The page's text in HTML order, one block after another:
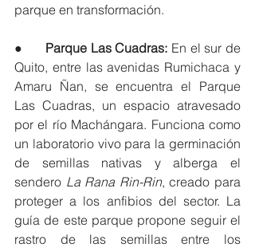
parque en transformación.
● Parque Las Cuadras: En el sur de
Quito, entre las avenidas Rumichaca y
Amaru Ñan, se encuentra el Parque
Las Cuadras, un espacio atravesado
por el río Machángara. Funciona como
un laboratorio vivo para la germinación
de semillas nativas y alberga el
sendero La Rana Rin-Rin, creado para
proteger a los anfibios del sector. La
guía de este parque propone seguir el
rastro de las semillas entre los